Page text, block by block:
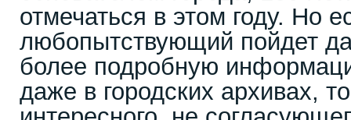
отмечаться в этом году. Но
любопытствующий пойдет
более подробную
даже в городских архивах,